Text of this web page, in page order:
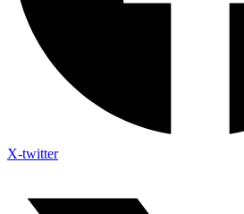
X-twitter